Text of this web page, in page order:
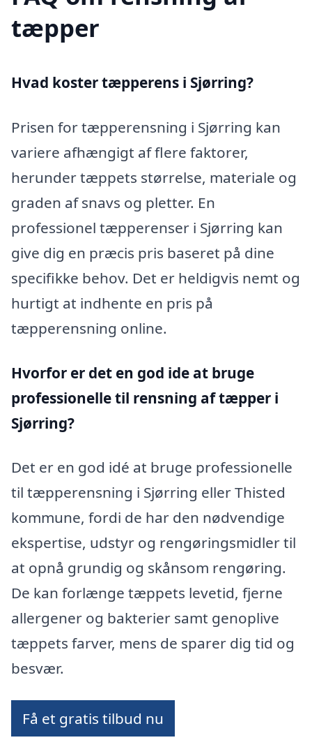
tæpper
Hvad koster tæpperens i Sjørring?
Prisen for tæpperensning i Sjørring kan
variere afhængigt af flere faktorer,
herunder tæppets størrelse, materiale og
graden af snavs og pletter. En
professionel tæpperenser i Sjørring kan
give dig en præcis pris baseret på dine
specifikke behov. Det er heldigvis nemt og
hurtigt at indhente en pris på
tæpperensning online.
Hvorfor er det en god ide at bruge
professionelle til rensning af tæpper i
Sjørring?
Det er en god idé at bruge professionelle
til tæpperensning i Sjørring eller Thisted
kommune, fordi de har den nødvendige
ekspertise, udstyr og rengøringsmidler til
at opnå grundig og skånsom rengøring.
De kan forlænge tæppets levetid, fjerne
allergener og bakterier samt genoplive
tæppets farver, mens de sparer dig tid og
besvær.
Få et gratis tilbud nu